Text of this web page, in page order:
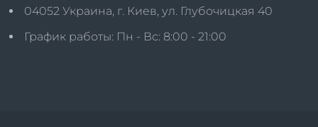
04052 Украина, г. Киев, ул. Глубочицкая 40
График работы: Пн - Вс: 8:00 - 21:00